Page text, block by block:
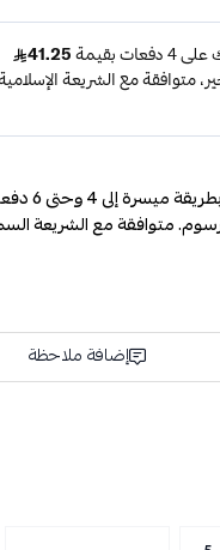
قسم دفعاتك بطريقة
متوافقة مع الشريعة
إضافة ملاحظة